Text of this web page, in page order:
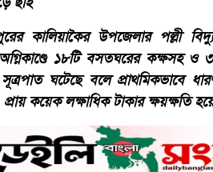
কালিয়াকৈর উপজেলার পল্লী
১৮টি বসতঘরের কক্ষসহ ও
ঘটেছে বলে প্রাথমিকভাবে
কয়েক লক্ষাধিক টাকার ক্ষয়ক্ষতি